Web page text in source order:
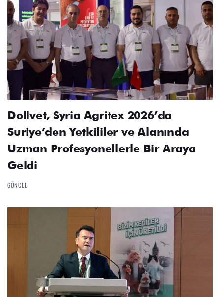
Dollvet, Syria Agritex 2026’da
Suriye’den Yetkililer ve Alanında
Uzman Profesyonellerle Bir Araya
Geldi
GÜNCEL